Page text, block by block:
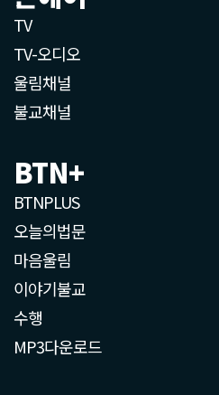
TV
TV-오디오
울림채널
불교채널
BTN+
BTNPLUS
오늘의법문
마음울림
이야기불교
수행
MP3다운로드